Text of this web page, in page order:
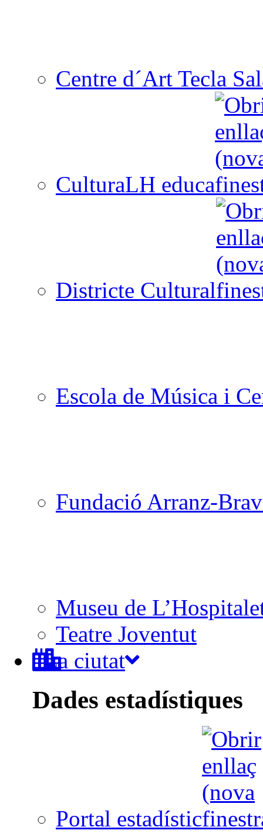
Centre d´Art Tecla
CulturaLH educa
Districte Cultural
Escola de Música i
Fundació Arranz-
Museu de
Teatre Joventut
La ciutat
Dades estadístiques
Portal estadístic